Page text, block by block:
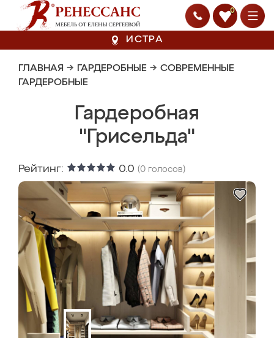
0
ИСТРА
ГЛАВНАЯ → ГАРДЕРОБНЫЕ → СОВРЕМЕННЫЕ
ГАРДЕРОБНЫЕ
Гардеробная
"Грисельда"
Рейтинг: 0.0 (0 голосов)